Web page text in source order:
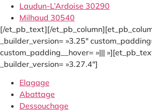
Laudun-L’Ardoise 30290
Milhaud 30540
[/et_pb_text][/
_builder_version= »3.25″
custom_padding__hover= »|||
_builder_version= »3.27.4″]
Elagage
Abattage
Dessouchage